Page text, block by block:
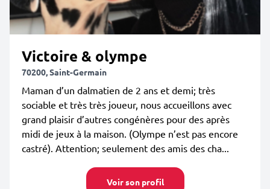
Victoire & olympe
70200, Saint-Germain
Maman d’un dalmatien de 2 ans et demi; très
sociable et très très joueur, nous accueillons avec
grand plaisir d’autres congénères pour des après
midi de jeux à la maison. (Olympe n’est pas encore
castré). Attention; seulement des amis des cha...
Voir son profil